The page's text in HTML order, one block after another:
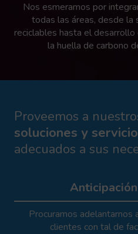
Nos esmeramos por
todas las áreas, desde la
reciclables hasta el
la huella de carbono
Proveemos a
soluciones y
adecuados a sus
Procuramos adelantarnos
clientes con tal de